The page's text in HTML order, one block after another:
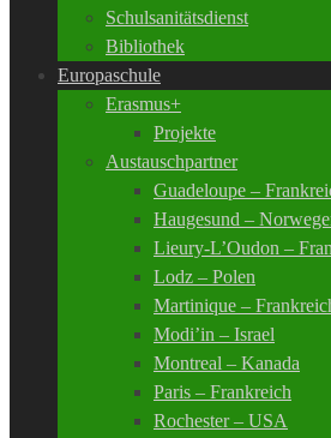
Schulsanitätsdienst
Bibliothek
Europaschule
Erasmus+
Projekte
Austauschpartner
Guadeloupe –
Haugesund –
Lieury-L’Oudon –
Lodz – Polen
Martinique –
Modi’in – Israel
Montreal – Kanada
Paris – Frankreich
Rochester – USA